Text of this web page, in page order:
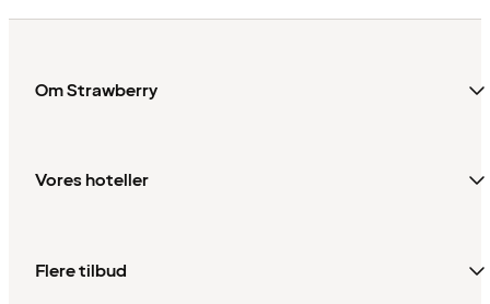
Om Strawberry
Vores hoteller
Flere tilbud